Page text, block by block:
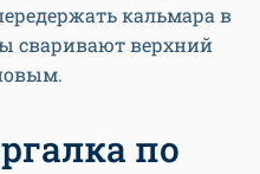
кальмара в
сваривают верхний
по